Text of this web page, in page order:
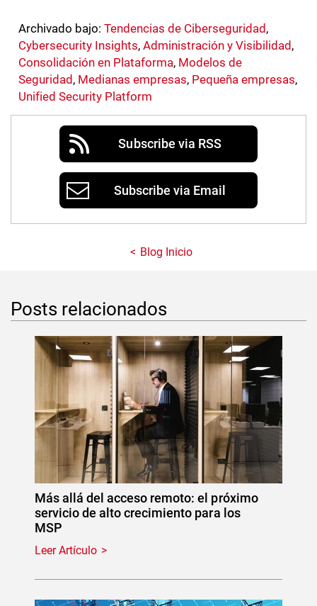
Archivado bajo: Tendencias de Ciberseguridad ,
Cybersecurity Insights, Administración y Visibilidad ,
Consolidación en Plataforma, Modelos de
Seguridad , Medianas empresas, Pequeña empresas,
Unified Security Platform
Subscribe via RSS
Subscribe via Email
Blog Inicio
Posts relacionados
Más allá del acceso remoto: el próximo
servicio de alto crecimiento para los
MSP
Leer Artículo